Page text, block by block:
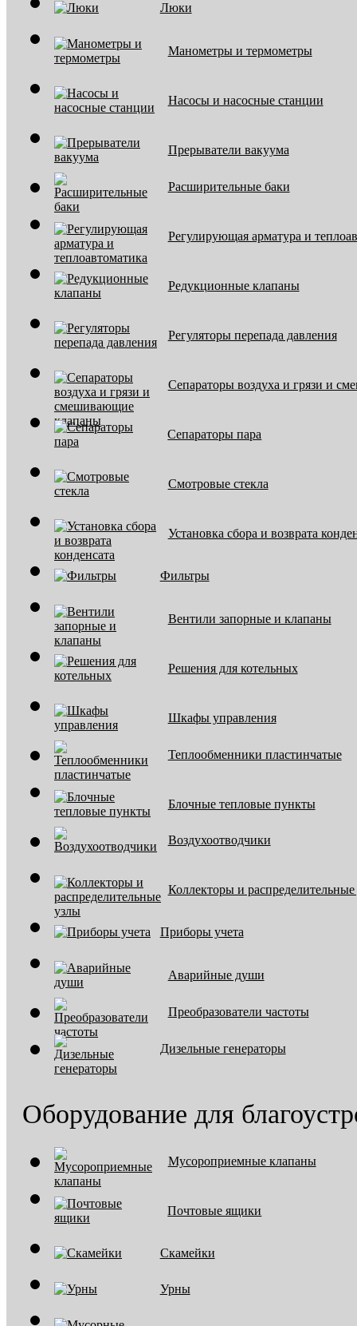
Люки
Манометры и термометры
Насосы и насосные станции
Прерыватели вакуума
Расширительные баки
Регулирующая арматура и
Редукционные клапаны
Регуляторы перепада давления
Сепараторы воздуха и грязи и
Сепараторы пара
Смотровые стекла
Установка сбора и возврата
Фильтры
Вентили запорные и клапаны
Решения для котельных
Шкафы управления
Теплообменники пластинчатые
Блочные тепловые пункты
Воздухоотводчики
Коллекторы и
Приборы учета
Аварийные души
Преобразователи частоты
Дизельные генераторы
Оборудование для
Мусороприемные клапаны
Почтовые ящики
Скамейки
Урны